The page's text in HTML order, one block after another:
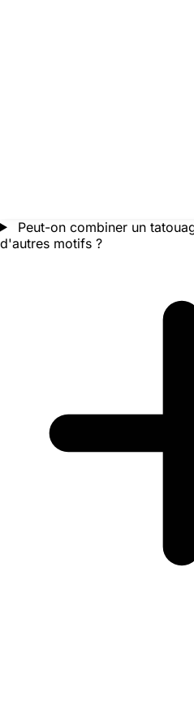
Peut-on combiner un
d'autres motifs ?